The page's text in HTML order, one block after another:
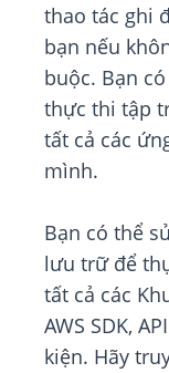
thao tác ghi
bạn nếu
buộc. Bạn
thực thi tập
tất cả các
mình.
Bạn có thể
lưu trữ để
tất cả các
AWS SDK,
kiện. Hãy